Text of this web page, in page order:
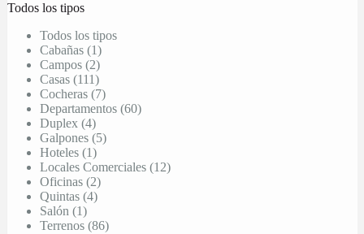
Todos los tipos
Todos los tipos
Cabañas (1)
Campos (2)
Casas (111)
Cocheras (7)
Departamentos (60)
Duplex (4)
Galpones (5)
Hoteles (1)
Locales Comerciales (12)
Oficinas (2)
Quintas (4)
Salón (1)
Terrenos (86)